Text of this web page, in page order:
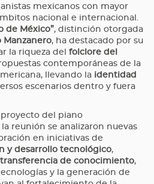
mexicanos con mayor
nacional e internacional.
de México”, distinción otorgada
Manzanero, ha destacado por su
la riqueza del folclore del
contemporáneas de la
llevando la identidad
escenarios dentro y fuera
del piano
reunión se analizaron nuevas
en iniciativas de
y desarrollo tecnológico,
transferencia de conocimiento,
y la generación de